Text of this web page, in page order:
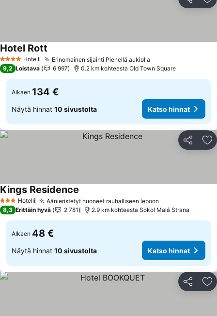
Jaa
4 Tähtiluokitus
Hotelli Erinomainen sijainti Pienellä aukiolla
Hotel Rott
9,2 Loistava 6 997 0.2 km kohteesta Old Town Square
Alkaen 134 €
Näytä hinnat 10 sivustolta Katso hinnat
Jaa
3 Tähtiluokitus
Hotelli Äänieristetyt huoneet rauhalliseen lepoon
Kings Residence
8,3 Erittäin hyvä 2 781 2.9 km kohteesta Sokol Malá Strana
Alkaen 48 €
Näytä hinnat 10 sivustolta Katso hinnat
Jaa